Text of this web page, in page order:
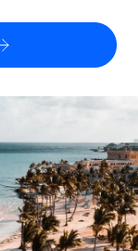
Abläufe
Teams zu